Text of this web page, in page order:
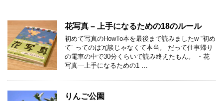
花写真 – 上手になるための18のルール
初めて写真のHowTo本を最後まで読みましたw “初め
て” ってのは冗談じゃなくて本当。 だって仕事帰り
の電車の中で30分くらいで読み終えたもん。 ・花
写真―上手になるための1 …
りんご公園